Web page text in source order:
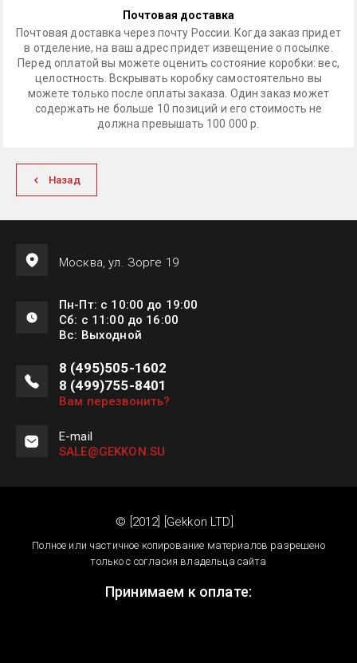
Почтовая доставка
Почтовая доставка через почту России. Когда заказ придет
в отделение, на ваш адрес придет извещение о посылке.
Перед оплатой вы можете оценить состояние коробки: вес,
целостность. Вскрывать коробку самостоятельно вы
можете только после оплаты заказа. Один заказ может
содержать не больше 10 позиций и его стоимость не
должна превышать 100 000 р.
Назад
Москва, ул. Зорге 19
Пн-Пт: с 10:00 до 19:00
Сб: с 11:00 до 16:00
Вс: Выходной
8 (495)505-1602
8 (499)755-8401
Вам перезвонить?
E-mail
SALE@GEKKON.SU
© [2012] [Gekkon LTD]
Полное или частичное копирование материалов разрешено
только с согласия владельца сайта
Принимаем к оплате: